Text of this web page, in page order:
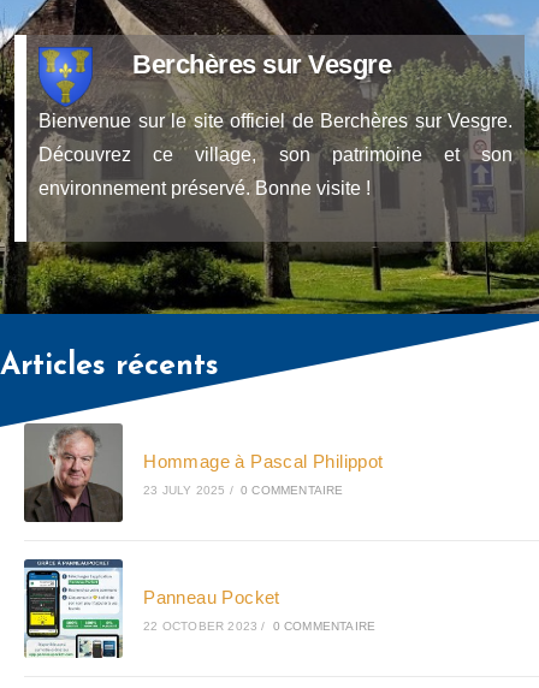
Berchères sur Vesgre
Bienvenue sur le site officiel de Berchères sur Vesgre.
Découvrez ce village, son patrimoine et son
environnement préservé. Bonne visite !
Articles récents
Hommage à Pascal Philippot
23 JULY 2025 / 0 COMMENTAIRE
Panneau Pocket
22 OCTOBER 2023 / 0 COMMENTAIRE